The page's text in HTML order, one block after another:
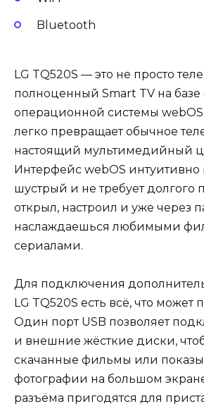
Bluetooth
LG TQ520S — это не просто
полноценный Smart TV на
операционной системы
легко превращает обычное
настоящий мультимедийный
Интерфейс webOS интуитивно
шустрый и не требует долгого
открыл, настроил и уже через
наслаждаешься любимыми
сериалами.
Для подключения
LG TQ520S есть всё, что может
Один порт USB позволяет
и внешние жёсткие диски,
скачанные фильмы или
фотографии на большом
разъёма пригодятся для